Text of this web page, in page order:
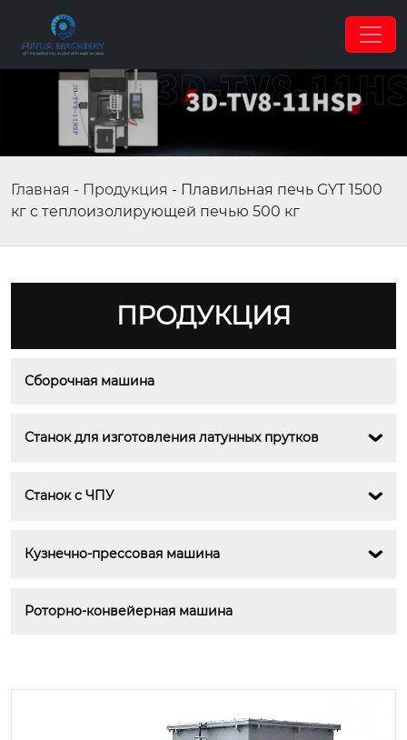
Главная - Продукция - Плавильная печь GYT 1500
кг с теплоизолирующей печью 500 кг
ПРОДУКЦИЯ
Сборочная машина
Станок для изготовления латунных прутков 
Станок с ЧПУ 
Кузнечно-прессовая машина 
Роторно-конвейерная машина